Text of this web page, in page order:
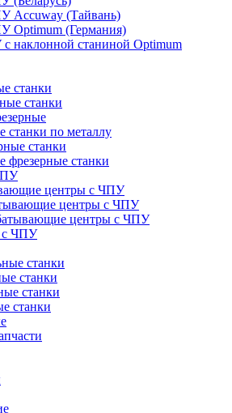
Accuway (Тайвань)
Optimum (Германия)
наклонной станиной Optimum
станки
станки
станки по металлу
станки
фрезерные станки
центры с ЧПУ
центры с ЧПУ
центры с ЧПУ
с ЧПУ
станки
станки
станки
станки